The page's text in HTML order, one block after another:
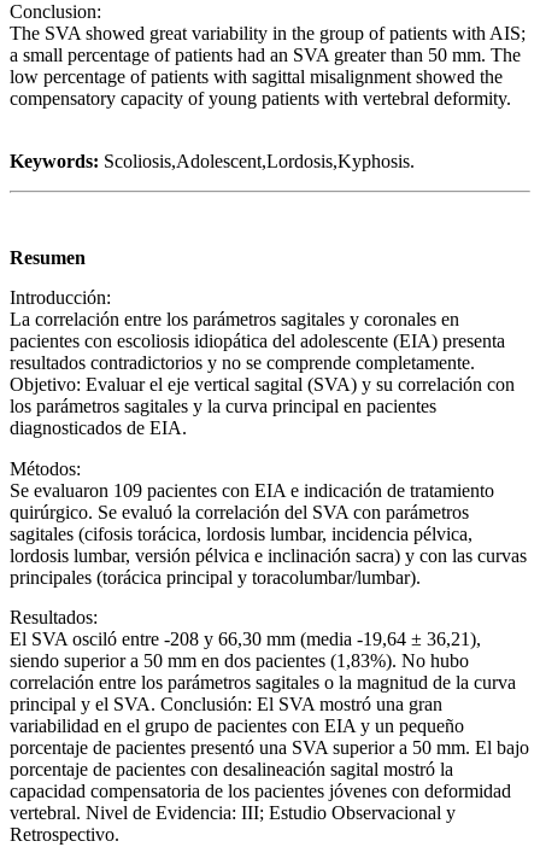
Conclusion:
The SVA showed great variability in the group of patients with AIS;
a small percentage of patients had an SVA greater than 50 mm. The
low percentage of patients with sagittal misalignment showed the
compensatory capacity of young patients with vertebral deformity.
Keywords: Scoliosis,Adolescent,Lordosis,Kyphosis.
Resumen
Introducción:
La correlación entre los parámetros sagitales y coronales en
pacientes con escoliosis idiopática del adolescente (EIA) presenta
resultados contradictorios y no se comprende completamente.
Objetivo: Evaluar el eje vertical sagital (SVA) y su correlación con
los parámetros sagitales y la curva principal en pacientes
diagnosticados de EIA.
Métodos:
Se evaluaron 109 pacientes con EIA e indicación de tratamiento
quirúrgico. Se evaluó la correlación del SVA con parámetros
sagitales (cifosis torácica, lordosis lumbar, incidencia pélvica,
lordosis lumbar, versión pélvica e inclinación sacra) y con las curvas
principales (torácica principal y toracolumbar/lumbar).
Resultados:
El SVA osciló entre -208 y 66,30 mm (media -19,64 ± 36,21),
siendo superior a 50 mm en dos pacientes (1,83%). No hubo
correlación entre los parámetros sagitales o la magnitud de la curva
principal y el SVA. Conclusión: El SVA mostró una gran
variabilidad en el grupo de pacientes con EIA y un pequeño
porcentaje de pacientes presentó una SVA superior a 50 mm. El bajo
porcentaje de pacientes con desalineación sagital mostró la
capacidad compensatoria de los pacientes jóvenes con deformidad
vertebral. Nivel de Evidencia: III; Estudio Observacional y
Retrospectivo.